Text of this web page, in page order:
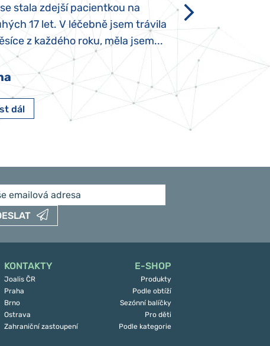
stala zdejší pacientkou na
17 let. V léčebně jsem trávila
z každého roku, měla jsem...
dál
který je u
Po půl roce
krmit
KONTAKTY
Joalis ČR
Praha
Brno
Ostrava
Zahraniční zastoupení
E-SHOP
Produkty
Podle obtíží
Sezónní balíčky
Pro děti
Podle kategorie